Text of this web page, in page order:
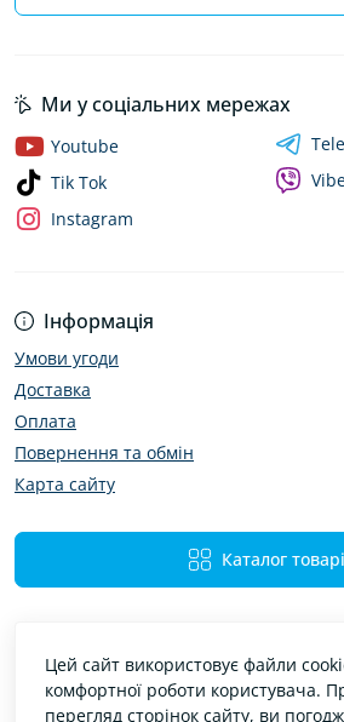
Інформація
Умови угоди
Доставка
Оплата
Повернення та обмін
Карта сайту
Каталог
Ми у соціальних мережах
Youtube
Tik Tok
Instagram
Цей сайт використовує файли
комфортної роботи користувача.
перегляд сторінок сайту, ви